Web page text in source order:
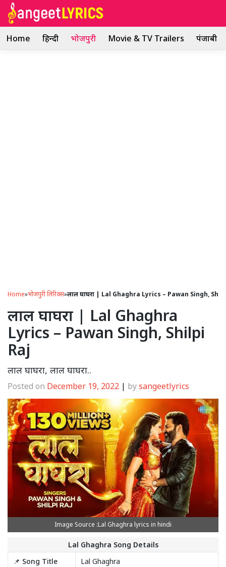
Skip
Home हिन्दी भोजपुरी Movie & TV Trailers पंजाबी
Home»भोजपुरी लिरिक्स»लाल घाघरा | Lal Ghaghra Lyrics – Pawan Singh,
लाल घाघरा | Lal Ghaghra
Lyrics – Pawan Singh, Shilpi
Raj
लाल घाघरा, लाल घाघरा..
Posted on December 19, 2022 | bysangeetlyrics
Image Source :Lal Ghaghra lyrics in hindi
Lal Ghaghra Song Details
📌 Song Title
Lal Ghaghra